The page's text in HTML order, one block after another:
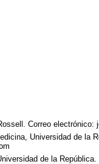
Correo electrónico:
Universidad de la
de la